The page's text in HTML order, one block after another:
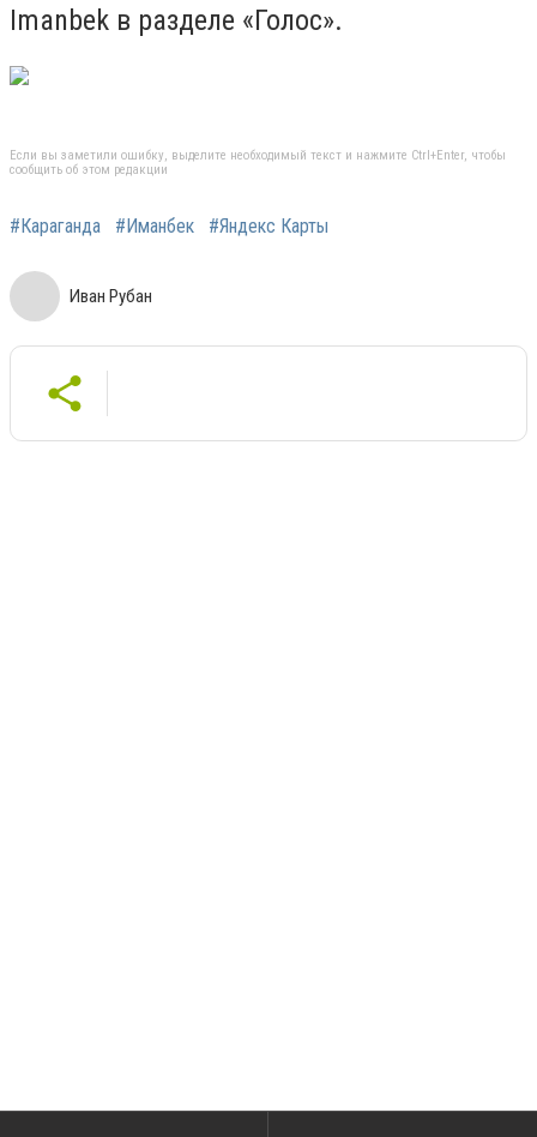
Imanbek в разделе «Голос».
Если вы заметили ошибку, выделите необходимый текст и нажмите Ctrl+Enter, чтобы
сообщить об этом редакции
#Караганда #Иманбек #Яндекс Карты
Иван Рубан